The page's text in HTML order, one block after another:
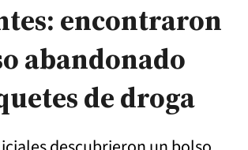
encontraron
abandonado
de droga